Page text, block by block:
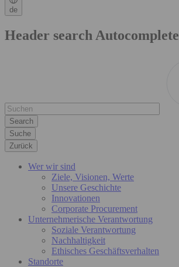
de
Header search Autocomplete
Suche
Zurück
Wer wir sind
Ziele, Visionen, Werte
Unsere Geschichte
Innovationen
Corporate Procurement
Unternehmerische Verantwortung
Soziale Verantwortung
Nachhaltigkeit
Ethisches Geschäftsverhalten
Standorte